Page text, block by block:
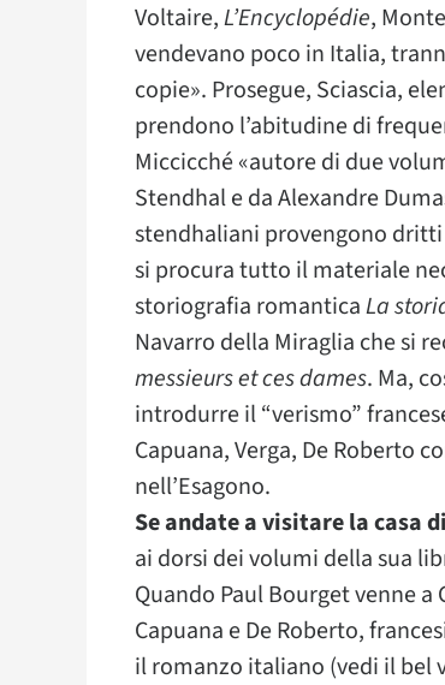
Voltaire,L’Encyclopédie,
vendevano poco in Italia,
copie». Prosegue, Sciascia,
prendono l’abitudine di
Miccicché «autore di due
Stendhal e da Alexandre
stendhaliani provengono dritti
si procura tutto il materiale
storiografia romanticaLa
Navarro della Miraglia che si
messieurs et ces dames. Ma,
introdurre il “verismo”
Capuana, Verga, De Roberto
nell’Esagono.
Se andate a visitare la casa
ai dorsi dei volumi della sua
Quando Paul Bourget venne
Capuana e De Roberto,
il romanzo italiano (vedi il bel